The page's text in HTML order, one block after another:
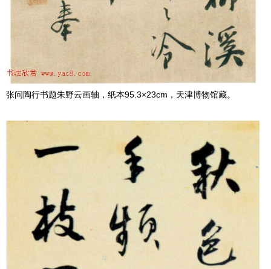
张问陶行书题朱野云画轴，纸本95.3×23cm，天津博物馆藏。